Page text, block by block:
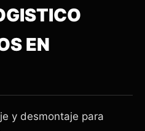
EN
y desmontaje para